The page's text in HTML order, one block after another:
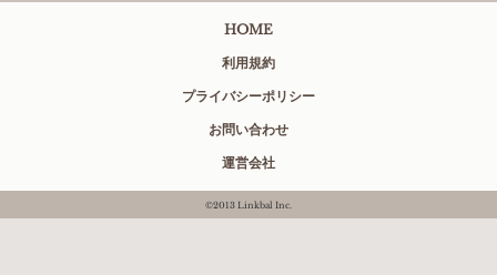
HOME
利用規約
プライバシーポリシー
お問い合わせ
運営会社
©2013 Linkbal Inc.